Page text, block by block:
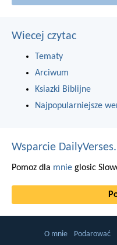
Wiecej czytac
Tematy
Arciwum
Ksiazki Biblijne
Najpopularniejsze
Wsparcie
Pomoz dla mnie glosic
O mnie Podarować